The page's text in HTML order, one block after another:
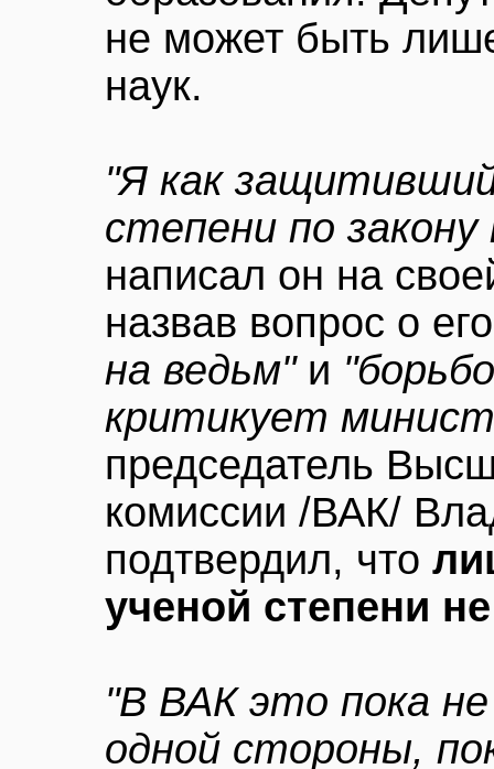
не может быть
наук.
"Я как
степени по
написал он на
назвав вопрос о
на ведьм"и
критикует
председатель
комиссии /ВАК/
подтвердил, что
ученой степени
"В ВАК это пока
одной стороны,